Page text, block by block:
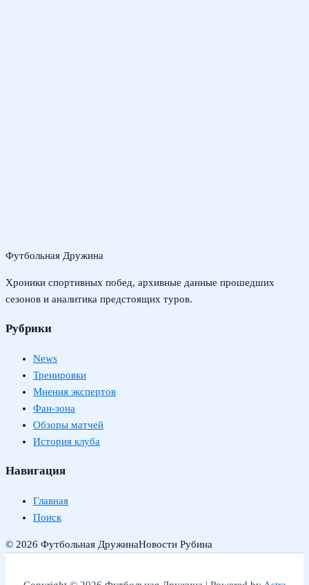
Футбольная Дружина
Хроники спортивных побед, архивные данные прошедших
сезонов и аналитика предстоящих туров.
Рубрики
News
Тренировки
Мнения экспертов
Фан-зона
Обзоры матчей
История клуба
Навигация
Главная
Поиск
© 2026 Футбольная ДружинаНовости Рубина